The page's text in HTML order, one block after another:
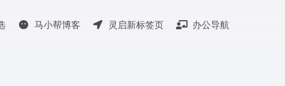
马小帮博客 灵启新标签页 办公导航